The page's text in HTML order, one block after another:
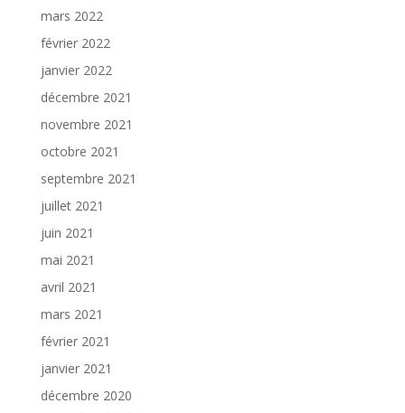
mars 2022
février 2022
janvier 2022
décembre 2021
novembre 2021
octobre 2021
septembre 2021
juillet 2021
juin 2021
mai 2021
avril 2021
mars 2021
février 2021
janvier 2021
décembre 2020